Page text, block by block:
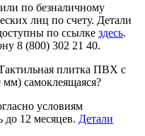
по безналичному
лиц по счету. Детали
по ссылке здесь.
8 (800) 302 21 40.
плитка ПВХ с
самоклеящаяся?
условиям
до 12 месяцев. Детали